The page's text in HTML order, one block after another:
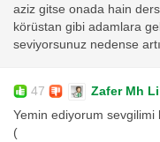
aziz gitse onada hain
körüstan gibi adamlara
seviyorsunuz nedense
47 Zafer Mh Li
Yemin ediyorum
(